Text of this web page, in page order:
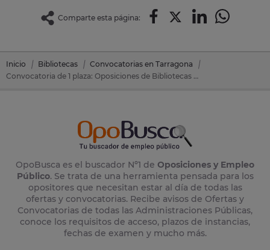
Comparte esta página:
Inicio Bibliotecas
Convocatorias en Tarragona
Convocatoria de 1 plaza: Oposiciones de Bibliotecas en Montblanc (Tarragona)
OpoBusca es el buscador Nº1 de Oposiciones y Empleo
Público. Se trata de una herramienta pensada para los
opositores que necesitan estar al día de todas las
ofertas y convocatorias. Recibe avisos de Ofertas y
Convocatorias de todas las Administraciones Públicas,
conoce los requisitos de acceso, plazos de instancias,
fechas de examen y mucho más.